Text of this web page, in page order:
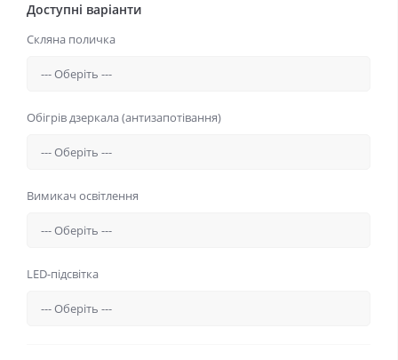
Доступні варіанти
Скляна поличка
Обігрів дзеркала (антизапотівання)
Вимикач освітлення
LED-підсвітка